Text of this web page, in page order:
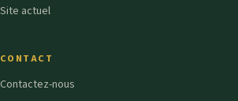
Site actuel
CONTACT
Contactez-nous